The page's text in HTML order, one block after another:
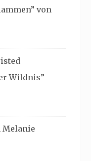
von
Wildnis”
Melanie